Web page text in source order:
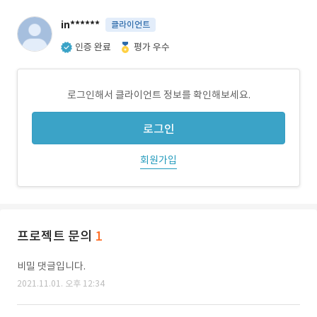
in****** 클라이언트
인증 완료 평가 우수
로그인해서 클라이언트 정보를 확인해보세요.
로그인
회원가입
프로젝트 문의 1
비밀 댓글입니다.
2021.11.01. 오후 12:34